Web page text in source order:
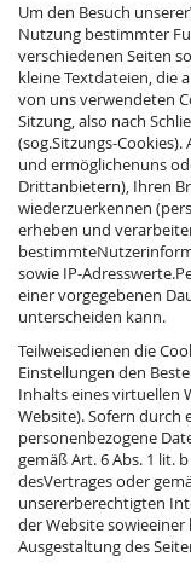
Um den Besuch
Nutzung bestimmter
verschiedenen Seiten
kleine Textdateien, die
von uns verwendeten
Sitzung, also nach
(sog.Sitzungs-
und ermöglichenuns
Drittanbietern), Ihren
wiederzuerkennen
erheben und
sowie IP-
einer vorgegebenen
unterscheiden kann.
Teilweisedienen die
Einstellungen den
Inhalts eines virtuellen
Website). Sofern durch
personenbezogene
gemäß Art. 6 Abs. 1 lit.
desVertrages oder
unsererberechtigten
der Website
Ausgestaltung des